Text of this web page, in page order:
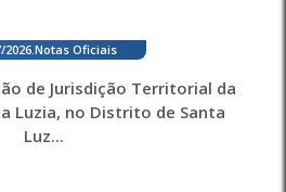
2026. Notas Oficiais
de Jurisdição Territorial da
Luzia, no Distrito de Santa
Luz...